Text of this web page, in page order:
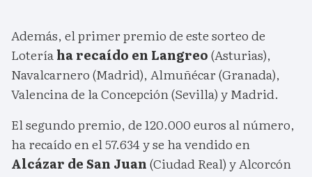
Además, el primer premio de este sorteo de
Loteríaha recaído en Langreo(Asturias),
Navalcarnero (Madrid), Almuñécar (Granada),
Valencina de la Concepción (Sevilla) y Madrid.
El segundo premio, de 120.000 euros al número,
ha recaído en el 57.634 y se ha vendido en
Alcázar de San Juan(Ciudad Real) y Alcorcón